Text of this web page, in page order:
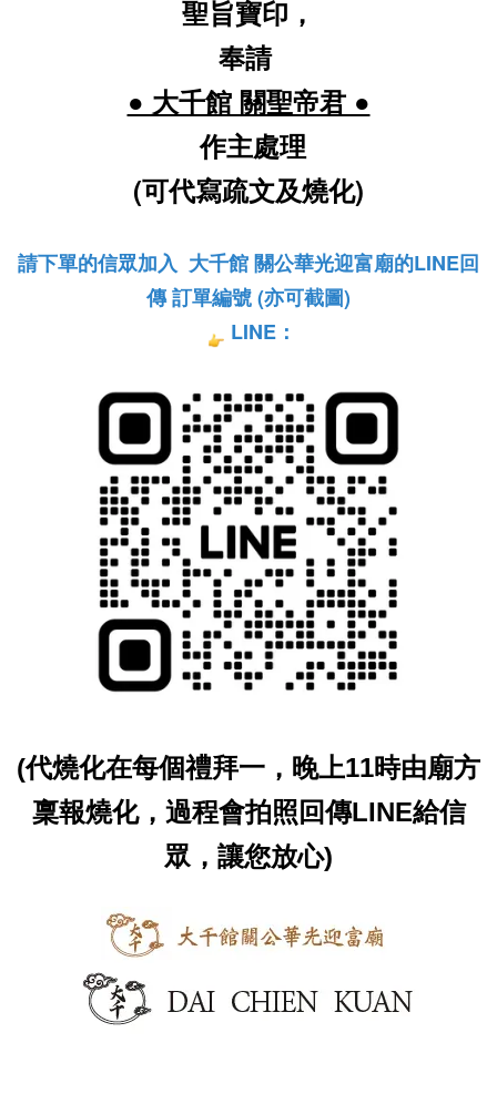
聖旨寶印，
奉請
● 大千館 關聖帝君 ●
作主處理
(可代寫疏文及燒化)
請下單的信眾加入  大千館 關公華光迎富廟的LINE回
傳 訂單編號 (亦可截圖)
LINE：
(代燒化在每個禮拜一，晚上11時由廟方
稟報燒化，過程會拍照回傳LINE給信
眾，讓您放心)